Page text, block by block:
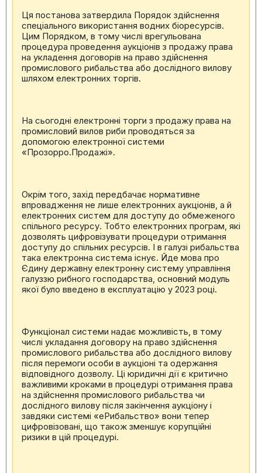
Ця постанова затвердила Порядок здійснення
спеціального використання водних біоресурсів.
Цим Порядком, в тому числі врегульована
процедура проведення аукціонів з продажу права
на укладення договорів на право здійснення
промислового рибальства або дослідного вилову
шляхом електронних торгів.
На сьогодні електронні торги з продажу права на
промисловий вилов риби проводяться за
допомогою електронної системи
«Прозорро.Продажі».
Окрім того, захід передбачає нормативне
впровадження не лише електронних аукціонів, а й
електронних систем для доступу до обмеженого
спільного ресурсу. Тобто електронних програм, які
дозволять цифровізувати процедури отримання
доступу до спільних ресурсів. І в галузі рибальства
така електронна система існує. Йде мова про
Єдину державну електронну систему управління
галуззю рибного господарства, основний модуль
якої було введено в експлуатацію у 2023 році.
Функціонал системи надає можливість, в тому
числі укладання договору на право здійснення
промислового рибальства або дослідного вилову
після перемоги особи в аукціоні та одержання
відповідного дозволу. Ці юридичні дії є критично
важливими кроками в процедурі отримання права
на здійснення промислового рибальства чи
дослідного вилову після закінчення аукціону і
завдяки системі «еРибальство» вони тепер
цифровізовані, що також зменшує корупційні
ризики в цій процедурі.